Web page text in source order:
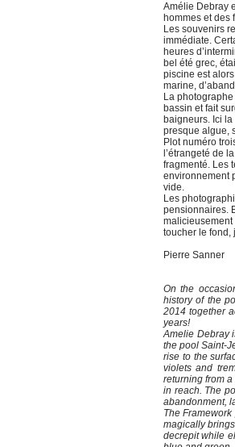
Amélie Debray
hommes et
Les souvenirs
immédiate.
heures
bel été grec,
piscine est
marine,
La
bassin et fait
baigneurs. Ici
presque algue,
Plot numéro
l’étrangeté de
fragmenté. Les
environnement
vide.
Les
pensionnaires.
toucher le fond,
Pierre Sanner
On the
history of the
2014 together
years!
Amelie Debray
the pool Saint-
rise to the
violets and
returning from
in reach. The
abandonment,
The
magically
decrepit while